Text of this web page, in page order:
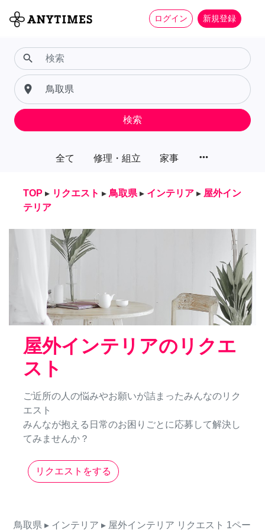
ログイン 新規登録
全て 修理・組立 家事 more_horiz
search
place
検索
TOP ▸ リクエスト ▸ 鳥取県 ▸ インテリア ▸ 屋外イン
テリア
屋外インテリアのリクエ
スト
ご近所の人の悩みやお願いが詰まったみんなのリク
エスト
みんなが抱える日常のお困りごとに応募して解決し
てみませんか？
リクエストをする
鳥取県 ▸ インテリア ▸ 屋外インテリア リクエスト 1ペー